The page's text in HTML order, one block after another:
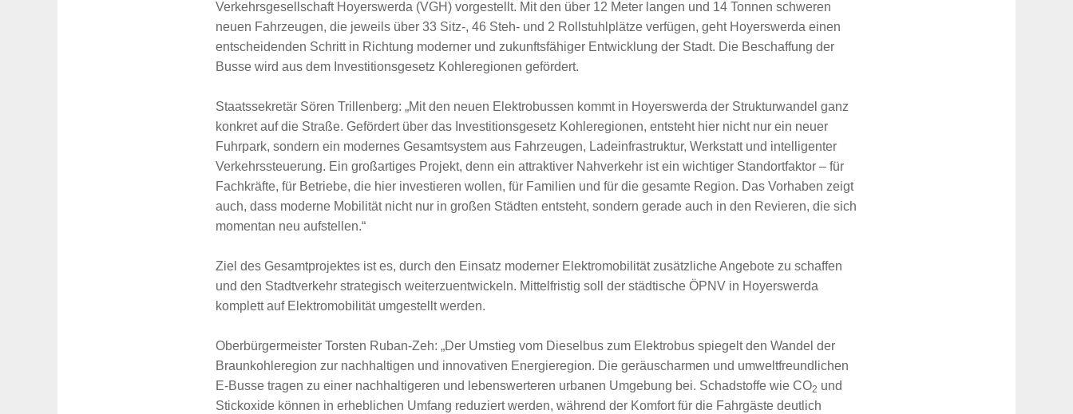
Verkehrsgesellschaft Hoyerswerda (VGH) vorgestellt. Mit den über 12 Meter langen und 14 Tonnen schweren
neuen Fahrzeugen, die jeweils über 33 Sitz-, 46 Steh- und 2 Rollstuhlplätze verfügen, geht Hoyerswerda einen
entscheidenden Schritt in Richtung moderner und zukunftsfähiger Entwicklung der Stadt. Die Beschaffung der
Busse wird aus dem Investitionsgesetz Kohleregionen gefördert.
Staatssekretär Sören Trillenberg: „Mit den neuen Elektrobussen kommt in Hoyerswerda der Strukturwandel ganz
konkret auf die Straße. Gefördert über das Investitionsgesetz Kohleregionen, entsteht hier nicht nur ein neuer
Fuhrpark, sondern ein modernes Gesamtsystem aus Fahrzeugen, Ladeinfrastruktur, Werkstatt und intelligenter
Verkehrssteuerung. Ein großartiges Projekt, denn ein attraktiver Nahverkehr ist ein wichtiger Standortfaktor – für
Fachkräfte, für Betriebe, die hier investieren wollen, für Familien und für die gesamte Region. Das Vorhaben zeigt
auch, dass moderne Mobilität nicht nur in großen Städten entsteht, sondern gerade auch in den Revieren, die sich
momentan neu aufstellen.“
Ziel des Gesamtprojektes ist es, durch den Einsatz moderner Elektromobilität zusätzliche Angebote zu schaffen
und den Stadtverkehr strategisch weiterzuentwickeln. Mittelfristig soll der städtische ÖPNV in Hoyerswerda
komplett auf Elektromobilität umgestellt werden.
Oberbürgermeister Torsten Ruban-Zeh: „Der Umstieg vom Dieselbus zum Elektrobus spiegelt den Wandel der
Braunkohleregion zur nachhaltigen und innovativen Energieregion. Die geräuscharmen und umweltfreundlichen
E-Busse tragen zu einer nachhaltigeren und lebenswerteren urbanen Umgebung bei. Schadstoffe wie CO2 und
Stickoxide können in erheblichen Umfang reduziert werden, während der Komfort für die Fahrgäste deutlich